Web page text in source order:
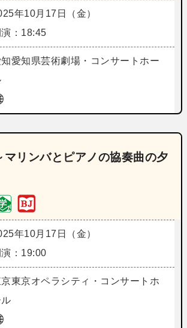
年10月17日（金）
演：18:45
愛知県芸術劇場・コンサートホー
リンバとピアノの協奏曲の夕
年10月17日（金）
演：19:00
東京オペラシティ・コンサートホ